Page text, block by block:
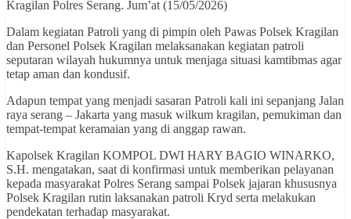
Kragilan Polres Serang. Jum’at (15/05/2026)
Dalam kegiatan Patroli yang di pimpin oleh Pawas Polsek Kragilan
dan Personel Polsek Kragilan melaksanakan kegiatan patroli
seputaran wilayah hukumnya untuk menjaga situasi kamtibmas agar
tetap aman dan kondusif.
Adapun tempat yang menjadi sasaran Patroli kali ini sepanjang Jalan
raya serang – Jakarta yang masuk wilkum kragilan, pemukiman dan
tempat-tempat keramaian yang di anggap rawan.
Kapolsek Kragilan KOMPOL DWI HARY BAGIO WINARKO,
S.H. mengatakan, saat di konfirmasi untuk memberikan pelayanan
kepada masyarakat Polres Serang sampai Polsek jajaran khususnya
Polsek Kragilan rutin laksanakan patroli Kryd serta melakukan
pendekatan terhadap masyarakat.